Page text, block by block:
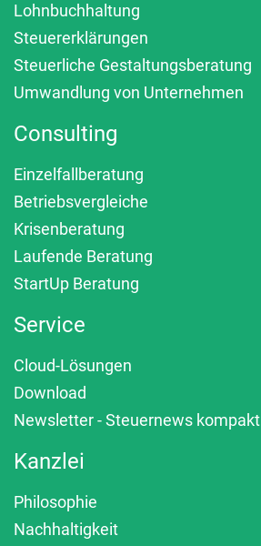
Lohnbuchhaltung
Steuererklärungen
Steuerliche Gestaltungsberatung
Umwandlung von Unternehmen
Consulting
Einzelfallberatung
Betriebsvergleiche
Krisenberatung
Laufende Beratung
StartUp Beratung
Service
Cloud-Lösungen
Download
Newsletter - Steuernews kompakt
Kanzlei
Philosophie
Nachhaltigkeit